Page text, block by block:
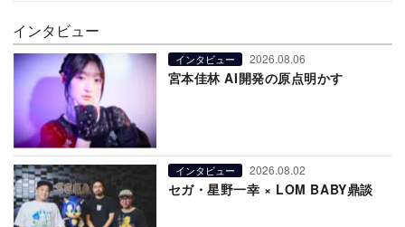
インタビュー
インタビュー 2026.08.06
宮本佳林 AI開発の原点明かす
インタビュー 2026.08.02
セガ・星野一幸 × LOM BABY鼎談